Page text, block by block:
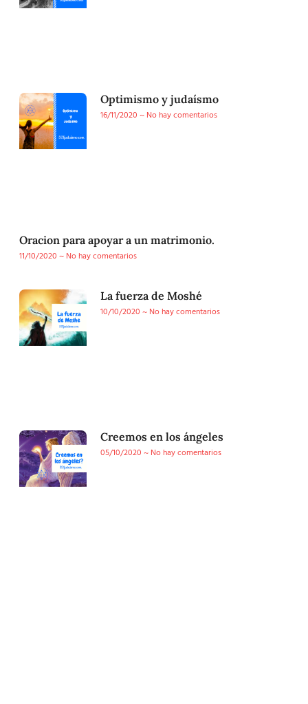
Optimismo y judaísmo
16/11/2020
No hay comentarios
Oracion para apoyar a un matrimonio.
11/10/2020
No hay comentarios
La fuerza de Moshé
10/10/2020
No hay comentarios
Creemos en los ángeles
05/10/2020
No hay comentarios